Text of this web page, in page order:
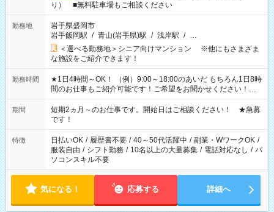
り） ■無料駐車場もご相談ください
勤務地
岩手県盛岡市
岩手飯岡駅 / 青山(岩手県)駅 / 浅岸駅 / …
＜選べる勤務地＞シニア向けマンション ※他にもさまざま
な施設をご紹介できます！
勤務時間
★1日4時間～OK！ （例）9:00～18:00のあいだ もちろん1日8時
間のお仕事もご紹介可能です！ご希望をお聞かせください！★
家庭の都合でお休みが必要な場合も遠慮なくご相談ください。
※週最低15時間以上の勤務が必要です
期間
短期2ヵ月～のお仕事です。開始日はご相談ください！ ★急募
です！
特徴 日払いOK / 履歴書不要 / 40～50代活躍中 / 副業・WワークOK /
服装自由 / シフト勤務 / 10名以上の大量募集 / 電話対応なし / パ
ソコンスキル不要
気になる！ 応募する 詳細へ